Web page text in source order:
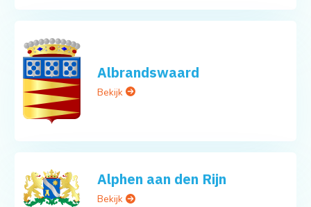
Albrandswaard
Bekijk
Alphen aan den Rijn
Bekijk